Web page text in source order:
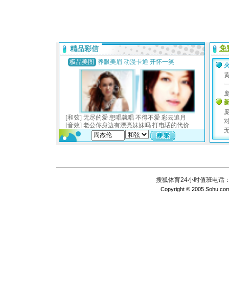
搜狐体育24小时值班电话
Copyright © 2005